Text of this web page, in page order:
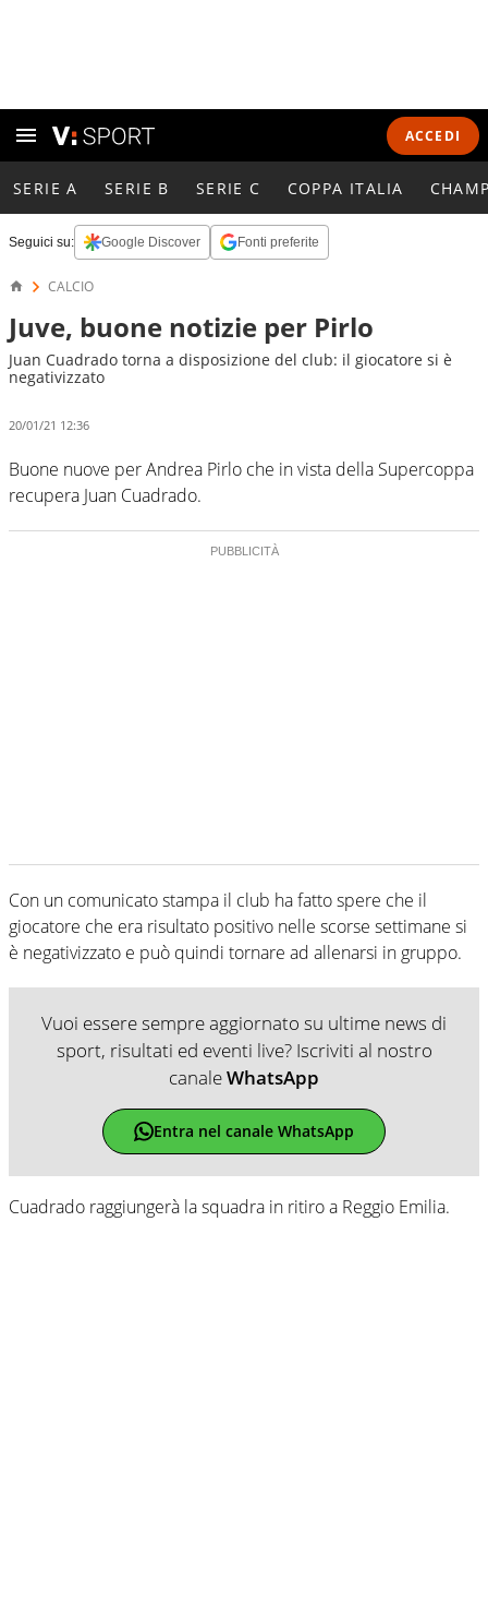
ACCEDI
SERIE A SERIE B SERIE C COPPA ITALIA
Seguici su: Google Discover Fonti preferite
CALCIO
Juve, buone notizie per Pirlo
Juan Cuadrado torna a disposizione del club: il giocatore si è
negativizzato
20/01/21 12:36
Buone nuove per Andrea Pirlo che in vista della Supercoppa
recupera Juan Cuadrado.
Con un comunicato stampa il club ha fatto spere che il
giocatore che era risultato positivo nelle scorse settimane si
è negativizzato e può quindi tornare ad allenarsi in gruppo.
Vuoi essere sempre aggiornato su ultime news di
sport, risultati ed eventi live? Iscriviti al nostro
canaleWhatsApp
Entra nel canale WhatsApp
Cuadrado raggiungerà la squadra in ritiro a Reggio Emilia.